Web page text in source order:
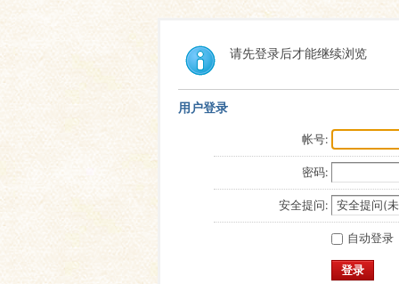
请先登录后才能继续浏览
用户登录
帐号:
密码:
安全提问:
自动登录
登录